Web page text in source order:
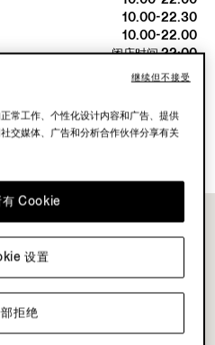
10.00-22.30
10.00-22.00
闭店时间 22:00
常工作、个性化设计内容和广告、提供
交媒体、广告和分析合作伙伴分享有关
拒绝
有 Cookie
设置
继续但不接受